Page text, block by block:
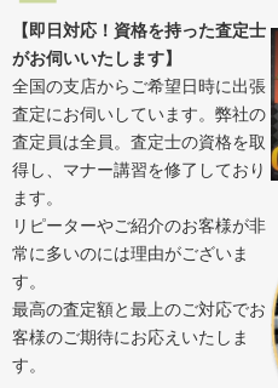
【即日対応！資格を持った査定士
がお伺いいたします】
全国の支店からご希望日時に出張
査定にお伺いしています。弊社の
査定員は全員。査定士の資格を取
得し、マナー講習を修了しており
ます。
リピーターやご紹介のお客様が非
常に多いのには理由がございま
す。
最高の査定額と最上のご対応でお
客様のご期待にお応えいたしま
す。